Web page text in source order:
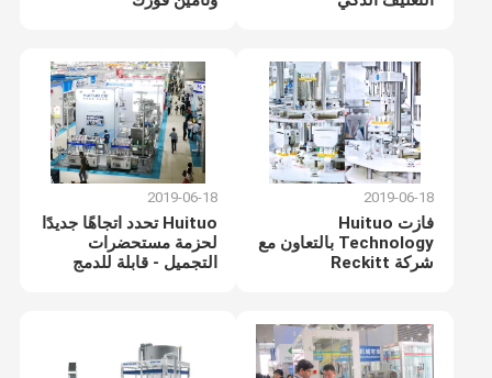
2019-06-18
فازت Huituo
Technology بالتعاون مع
شركة Reckitt
2019-06-18
Huituo تحدد اتجاهًا جديدًا
لحزمة مستحضرات
التجميل - قابلة للدمج